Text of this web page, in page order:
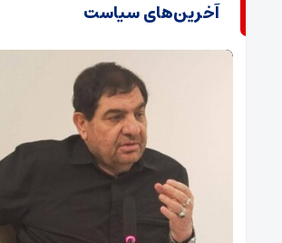
آخرین‌های سیاست